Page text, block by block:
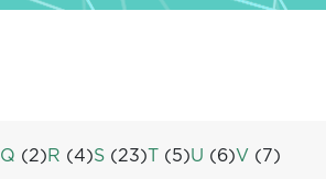
Q (2)R (4)S (23)T (5)U (6)V (7)